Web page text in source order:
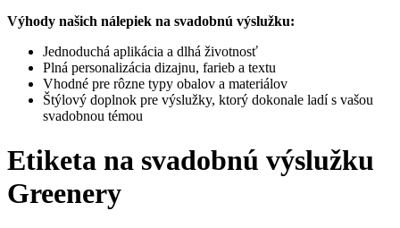
Výhody našich nálepiek na svadobnú výslužku:
Jednoduchá aplikácia a dlhá životnosť
Plná personalizácia dizajnu, farieb a textu
Vhodné pre rôzne typy obalov a materiálov
Štýlový doplnok pre výslužky, ktorý dokonale ladí s vašou
svadobnou témou
Etiketa na svadobnú výslužku
Greenery